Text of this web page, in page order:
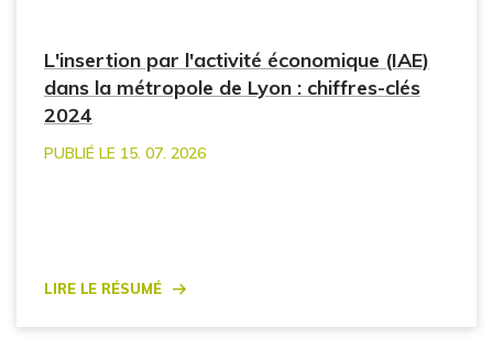
L'insertion par l'activité économique (IAE)
dans la métropole de Lyon : chiffres-clés
2024
PUBLIÉ LE 15. 07. 2026
Lire le résumé